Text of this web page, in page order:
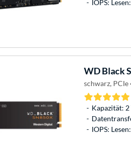
IOPS:
WDBlack
schwarz,
Kapazität: 2
IOPS: